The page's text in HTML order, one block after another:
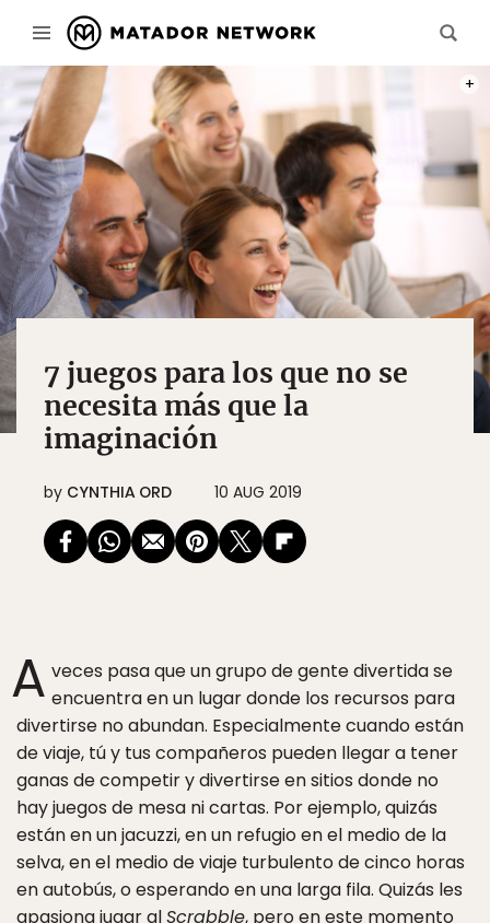
7 juegos para los que no se
necesita más que la
imaginación
by CYNTHIA ORD 10 AUG 2019
A veces pasa que un grupo de gente divertida se
encuentra en un lugar donde los recursos para
divertirse no abundan. Especialmente cuando están
de viaje, tú y tus compañeros pueden llegar a tener
ganas de competir y divertirse en sitios donde no
hay juegos de mesa ni cartas. Por ejemplo, quizás
están en un jacuzzi, en un refugio en el medio de la
selva, en el medio de viaje turbulento de cinco horas
en autobús, o esperando en una larga fila. Quizás les
apasiona jugar alScrabble, pero en este momento